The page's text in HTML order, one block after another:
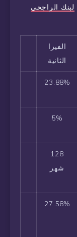
لبنك الراجحي
الفيزا
الثانية
23.88%
5%
128
شهر
27.58%